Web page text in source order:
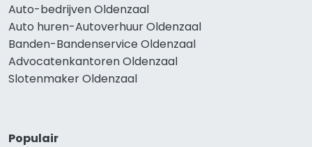
Auto-bedrijven Oldenzaal
Auto huren-Autoverhuur Oldenzaal
Banden-Bandenservice Oldenzaal
Advocatenkantoren Oldenzaal
Slotenmaker Oldenzaal
Populair